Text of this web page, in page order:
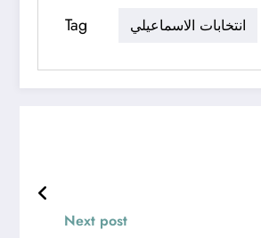
Tag انتخابات الاسماعيلي
Next post